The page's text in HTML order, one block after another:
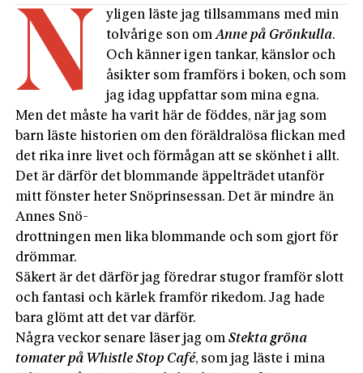
N
yligen läste jag tillsammans med min
tolvårige son omAnne på Grönkulla.
Och känner igen tankar, känslor och
åsikter som framförs i boken, och som
jag idag uppfattar som mina egna.
Men det måste ha varit här de föddes, när jag som
barn läste historien om den föräldralösa flickan med
det rika inre livet och förmågan att se skönhet i allt.
Det är därför det blommande äppelträdet utanför
mitt fönster heter Snöprinsessan. Det är mindre än
Annes Snö-
drottningen men lika blommande och som gjort för
drömmar.
Säkert är det därför jag föredrar stugor framför slott
och fantasi och kärlek framför rikedom. Jag hade
bara glömt att det var därför.
Några veckor senare läser jag omStekta gröna
tomater på Whistle Stop Café, som jag läste i mina